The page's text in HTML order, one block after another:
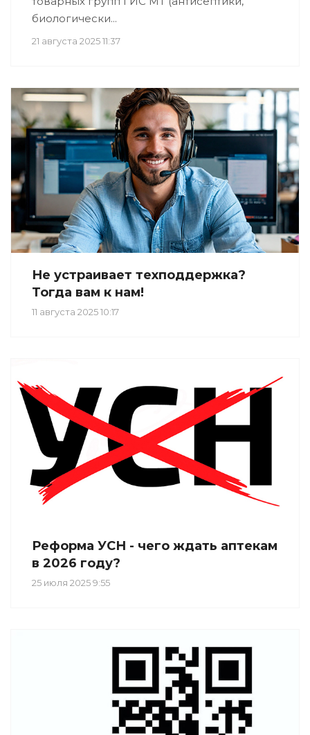
биологически...
21 августа 2025 11:37
Не устраивает техподдержка?
Тогда вам к нам!
11 августа 2025 10:17
Реформа УСН - чего ждать аптекам
в 2026 году?
25 июля 2025 9:55